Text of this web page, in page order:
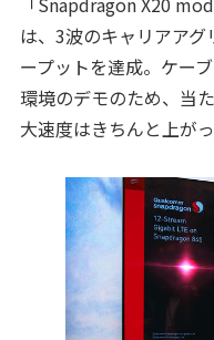
は、3波のキャリアア
ープットを達成。ケー
環境のデモのため、当
大速度はきちんと上が